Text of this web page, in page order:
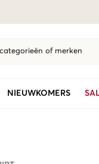
of merken
NIEUWKOMERS